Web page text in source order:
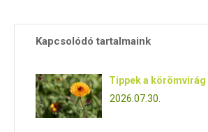
Kapcsolódó tartalmaink
Tippek a körömvirág
2026.07.30.